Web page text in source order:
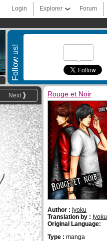
Forum
Explorer
Login
Follow us!
Next Rouge et Noir
Author : Iyoku
Translation by : Iyoku
Original Language:
Type : manga